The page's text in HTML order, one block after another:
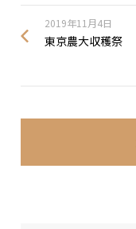
2019年11月4日
東京農大収穫祭